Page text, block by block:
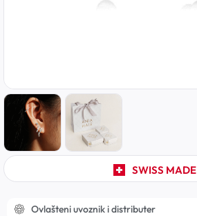
SWISS MADE
Ovlašteni uvoznik i distributer